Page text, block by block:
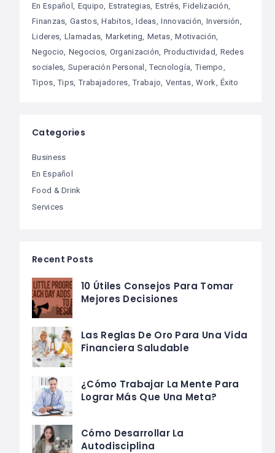
En Español Equipo Estrategias Estrés Fidelización
Finanzas Gastos Habitos Ideas Innovación Inversión
Lideres Llamadas Marketing Metas Motivación
Negocio Negocios Organización Productividad Redes
sociales Superación Personal Tecnología Tiempo
Tipos Tips Trabajadores Trabajo Ventas Work Éxito
Categories
Business
En Español
Food & Drink
Services
Recent Posts
10 Útiles Consejos Para Tomar
Mejores Decisiones
Las Reglas De Oro Para Una Vida
Financiera Saludable
¿Cómo Trabajar La Mente Para
Lograr Más Que Una Meta?
Cómo Desarrollar La
Autodisciplina